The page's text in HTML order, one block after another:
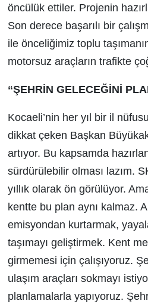
öncülük ettiler. Projenin
Son derece başarılı bir
ile önceliğimiz toplu
motorsuz araçların trafikte
“ŞEHRİN GELECEĞİNİ
Kocaeli’nin her yıl bir il
dikkat çeken Başkan
artıyor. Bu kapsamda
sürdürülebilir olması lazım.
yıllık olarak ön görülüyor.
kentte bu plan aynı kalmaz.
emisyondan kurtarmak,
taşımayı geliştirmek. Kent
girmemesi için çalışıyoruz.
ulaşım araçları sokmayı
planlamalarla yapıyoruz.